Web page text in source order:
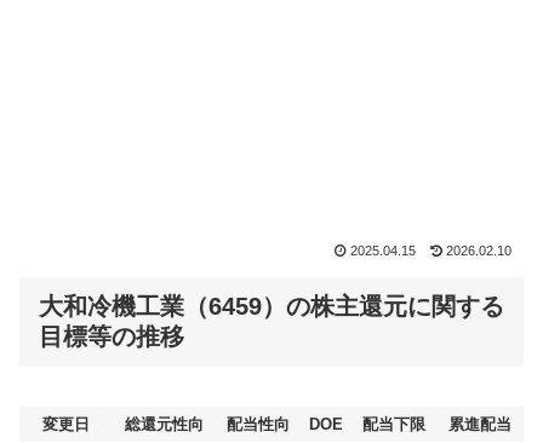
2025.04.15 2026.02.10
大和冷機工業（6459）の株主還元に関する
目標等の推移
変更日 総還元性向 配当性向 DOE 配当下限
累進配当